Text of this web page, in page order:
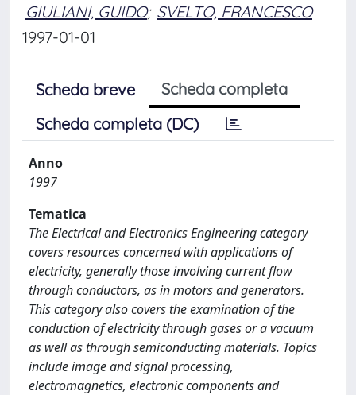
GIULIANI, GUIDO; SVELTO, FRANCESCO
1997-01-01
Scheda breve
Scheda completa
Scheda completa (DC)
Anno
1997
Tematica
The Electrical and Electronics Engineering category
covers resources concerned with applications of
electricity, generally those involving current flow
through conductors, as in motors and generators.
This category also covers the examination of the
conduction of electricity through gases or a vacuum
as well as through semiconducting materials. Topics
include image and signal processing,
electromagnetics, electronic components and